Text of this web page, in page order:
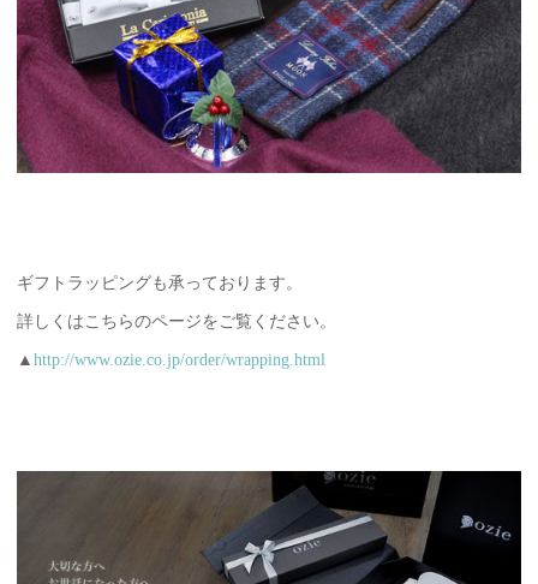
ギフトラッピングも承っております。
詳しくはこちらのページをご覧ください。
▲ http://www.ozie.co.jp/order/wrapping.html